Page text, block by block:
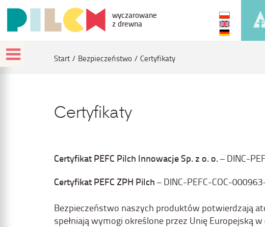
wyczarowane
z drewna
Start Bezpieczeństwo Certyfikaty
Certyfikaty
Certyfikat PEFC Pilch Innowacje Sp. z o. o. – DINC-
Certyfikat PEFC ZPH Pilch – DINC-PEFC-COC-
Bezpieczeństwo naszych produktów potwierdzają
spełniają wymogi określone przez Unię Europejską